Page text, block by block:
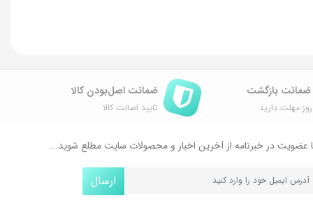
مهلت دارید
ضمانت اصل‌بودن کالا
تایید اصالت کالا
عضویت در خبرنامه از آخرین اخبار و محصولات سایت مطلع شوید...
ارسال